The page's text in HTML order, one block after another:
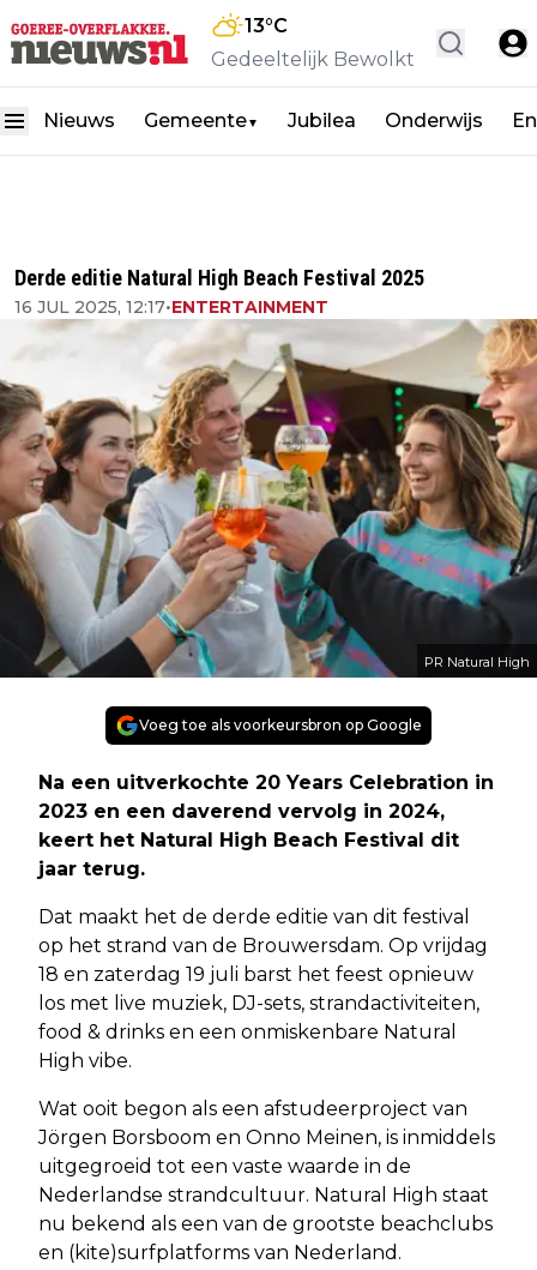
13°C
Gedeeltelijk Bewolkt
Nieuws Gemeente▼ Jubilea Onderwijs
Derde editie Natural High Beach Festival 2025
16 JUL 2025, 12:17•ENTERTAINMENT
PR Natural High
Voeg toe als voorkeursbron op Google
Na een uitverkochte 20 Years Celebration in
2023 en een daverend vervolg in 2024,
keert het Natural High Beach Festival dit
jaar terug.
Dat maakt het de derde editie van dit festival
op het strand van de Brouwersdam. Op vrijdag
18 en zaterdag 19 juli barst het feest opnieuw
los met live muziek, DJ-sets, strandactiviteiten,
food & drinks en een onmiskenbare Natural
High vibe.
Wat ooit begon als een afstudeerproject van
Jörgen Borsboom en Onno Meinen, is inmiddels
uitgegroeid tot een vaste waarde in de
Nederlandse strandcultuur. Natural High staat
nu bekend als een van de grootste beachclubs
en (kite)surfplatforms van Nederland.